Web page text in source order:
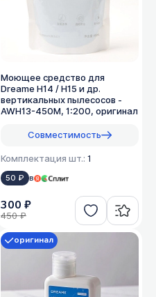
Моющее средство для
Dreame H14 / H15 и др.
вертикальных пылесосов -
AWH13-450M, 1:200, оригинал
Совместимость
Комплектация шт.: 1
50 ₽ в
300 ₽
450 ₽
оригинал